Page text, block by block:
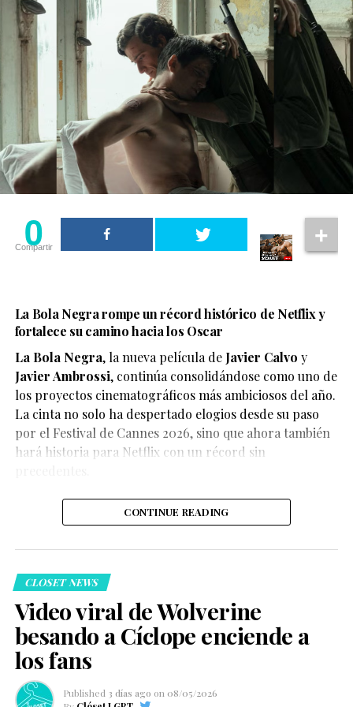
Según el medio estadounidense, Marvel Studios realizó
para interpretar al líder de los mutantes en el esperado
reinicio de la franquicia.
Hasta el momento, Marvel Studios no ha confirmado
oficialmente el casting, por lo que la información
debe considerarse un reporte y no un anuncio
oficial.
0
Compartir
La Bola Negra rompe un récord histórico de Netflix y
fortalece su camino hacia los Oscar
La Bola Negra, la nueva película de Javier Calvo y
Javier Ambrossi, continúa consolidándose como uno de
los proyectos cinematográficos más ambiciosos del año.
La cinta no solo ha despertado elogios desde su paso
por el Festival de Cannes 2026, sino que ahora también
hará historia para Netflix con un récord sin
CONTINUE READING
CLOSET NEWS
Video viral de Wolverine
besando a Cíclope enciende a
los fans
Published 3 días ago on 08/05/2026